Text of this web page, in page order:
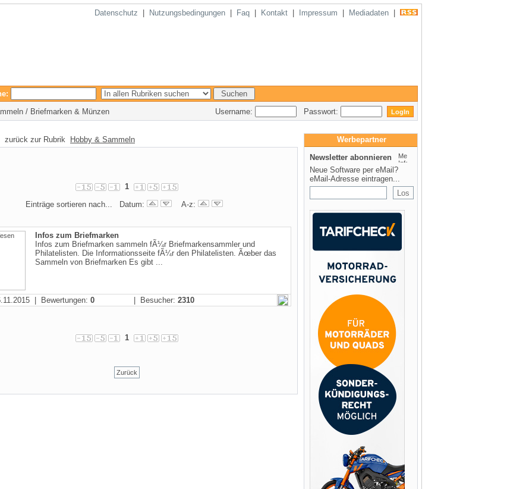
Datenschutz Nutzungsbedingungen Faq Kontakt Impressum Mediadaten
/ Briefmarken & Münzen
Username: Passwort:
zurück zur Rubrik Hobby & Sammeln
1
Einträge sortieren nach... Datum:
A-z:
Infos zum Briefmarken
Infos zum Briefmarken sammeln fÃ¼r Briefmarkensammler und
Philatelisten. Die Informationsseite fÃ¼r den Philatelisten. Ãœber das
Sammeln von Briefmarken Es gibt ...
| Bewertungen: 0 | Besucher: 2310
1
Zurück
Werbepartner
Newsletter abonnieren
Neue Software per eMail?
eMail-Adresse eintragen...